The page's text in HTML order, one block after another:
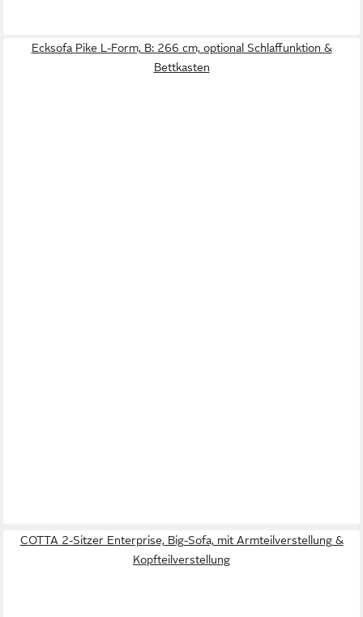
Ecksofa Pike L-Form, B: 266 cm, optional Schlaffunktion &
Bettkasten
COTTA 2-Sitzer Enterprise, Big-Sofa, mit Armteilverstellung &
Kopfteilverstellung